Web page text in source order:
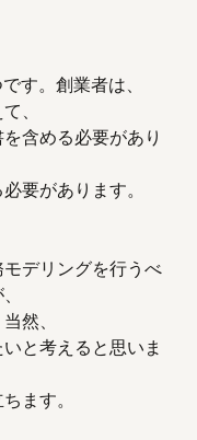
す。創業者は、
、
含める必要があり
要があります。
デリングを行うべ
然、
と考えると思いま
ます。